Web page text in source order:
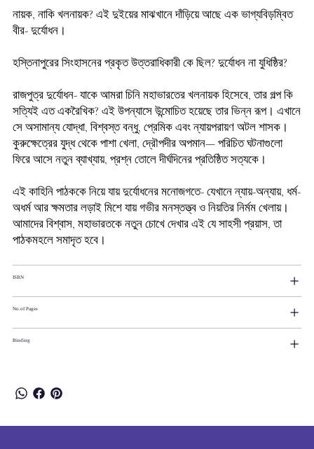
নায়ক, নাকিখলনায়ক? এইদুইয়েরমাঝখানেদাঁড়িয়েআছেএকভাগ্যবিড়ম্বিত
বীর-দুর্যোধন।
হস্তিনাপুরেরসিংহাসনেরপ্রকৃতউত্তরাধিকারীকেছিল? দুর্যোধননাযুধিষ্ঠির?
রাজপুত্রদুর্যোধন-যাকেআমরাচিনিমহাভারতেরখলনায়কহিসেবে,তারগল্পকি
সত্যিইএতএকরৈখিক? এইউপন্যাসেউন্মোচিতহয়েছেতারভিন্নরূপ। এখানে
সেঅসামান্যযোদ্ধা, বিশ্বস্তবন্ধু, প্রেমিকএবংন্যায়পরায়ণঅটলশাসক।
কুরুক্ষেত্রেরযুদ্ধথেকেপাশাখেলা, দ্রৌপদীরঅপমান—পরিচিতঘটনাগুলো
ফিরেআসেনতুনব্যাখ্যায়, প্রশ্নতোলেদীর্ঘদিনেরপ্রতিষ্ঠিতসত্যকে।
এইকাহিনিপাঠককেনিয়েযায়দুর্যোধনেরমনোজগতে-যেখানেন্যায়-অন্যায়, ধর্ম-
অধর্মআরক্ষমতারলড়াইমিশেযায়গভীরমনস্তত্ত্বওনিয়তিরনির্মমখেলায়।
আমাদেরবিশ্বাস, মহাভারতকেনতুনচোখেদেখারএইযেসাহসীপ্রয়াস,তা
পাঠকমহলেসমাদৃতহবে।
ISBN
No.of Pages
Binding